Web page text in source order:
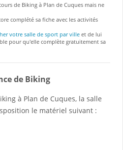
de Biking à Plan de Cuques mais ne
complété sa fiche avec les activités
votre salle de sport par ville et de lui
pour qu'elle complète gratuitement sa
de Biking
à Plan de Cuques, la salle
le matériel suivant :